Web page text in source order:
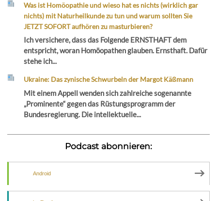
Was ist Homöopathie und wieso hat es nichts (wirklich gar
nichts) mit Naturheilkunde zu tun und warum sollten Sie
JETZT SOFORT aufhören zu masturbieren?
Ich versichere, dass das Folgende ERNSTHAFT dem
entspricht, woran Homöopathen glauben. Ernsthaft. Dafür
stehe ich...
Ukraine: Das zynische Schwurbeln der Margot Käßmann
Mit einem Appell wenden sich zahlreiche sogenannte
„Prominente“ gegen das Rüstungsprogramm der
Bundesregierung. Die intellektuelle...
Podcast abonnieren:
Android